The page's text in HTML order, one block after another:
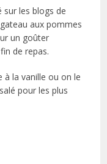
sur les blogs de
aux pommes
un goûter
de repas.
à la vanille ou on le
pour les plus